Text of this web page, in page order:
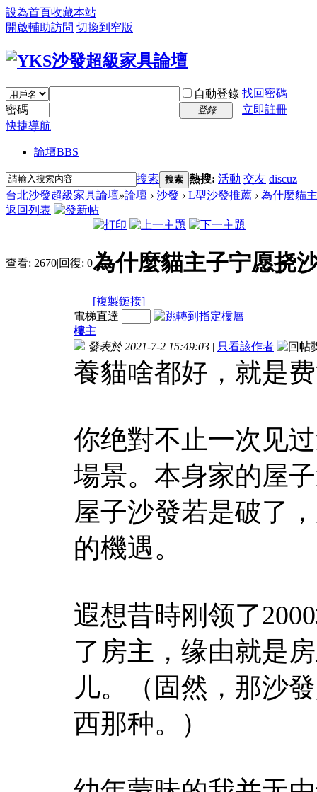
設為首頁收藏本站
開啟輔助訪問 切換到窄版
自動登錄 找回密碼
密碼
登錄
立即註冊
快捷導航
論壇BBS
搜索 搜索 熱搜: 活動 交友 discuz
台北沙發超級家具論壇»論壇 › 沙發 › L型沙發推薦 › 為什麼貓
返回列表
查看: 2670|回復: 0為什麼貓主子宁愿挠
[複製鏈接]
電梯直達
樓主
發表於 2021-7-2 15:49:03 | 只看該作者
養貓啥都好，就是
你绝對不止一次见
場景。本身家的屋
屋子沙發若是破了
的機遇。
遐想昔時刚领了
了房主，缘由就是
儿。（固然，那沙
西那种。）